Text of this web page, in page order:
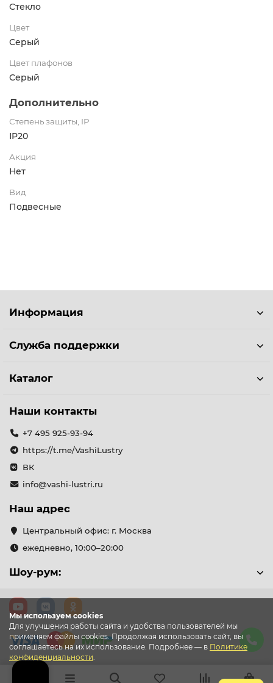
Стекло
Цвет
Серый
Цвет плафонов
Серый
Дополнительно
Степень защиты, IP
IP20
Акция
Нет
Вид
Подвесные
Мы используем cookies
Для улучшения работы сайта и удобства пользователей мы
применяем файлы cookies. Продолжая использовать сайт, вы
соглашаетесь на их использование. Подробнее — в Политике
конфиденциальности.
Информация
Служба поддержки
Каталог
Наши контакты
+7 495 925-93-94
https://t.me/VashiLustry
ВК
info@vashi-lustri.ru
Наш адрес
Центральный офис: г. Москва
ежедневно, 10:00–20:00
Шоу-рум: